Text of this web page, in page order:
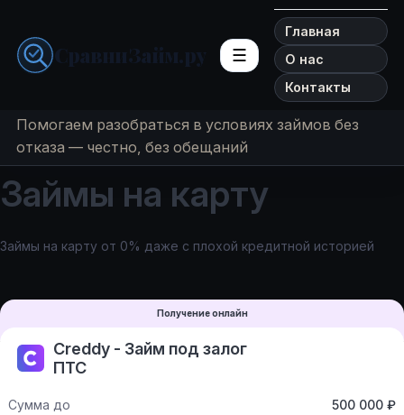
СравниЗайм.ру ☰
Главная
О нас
Контакты
Помогаем разобраться в условиях займов без
отказа — честно, без обещаний
Займы на карту
Займы на карту от 0% даже с плохой кредитной историей
Получение онлайн
Creddy - Займ под залог
ПТС
Сумма до
500 000 ₽